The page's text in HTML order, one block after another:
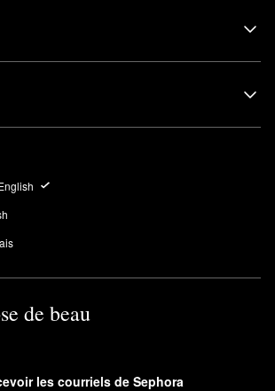
de beau
les courriels de Sephora